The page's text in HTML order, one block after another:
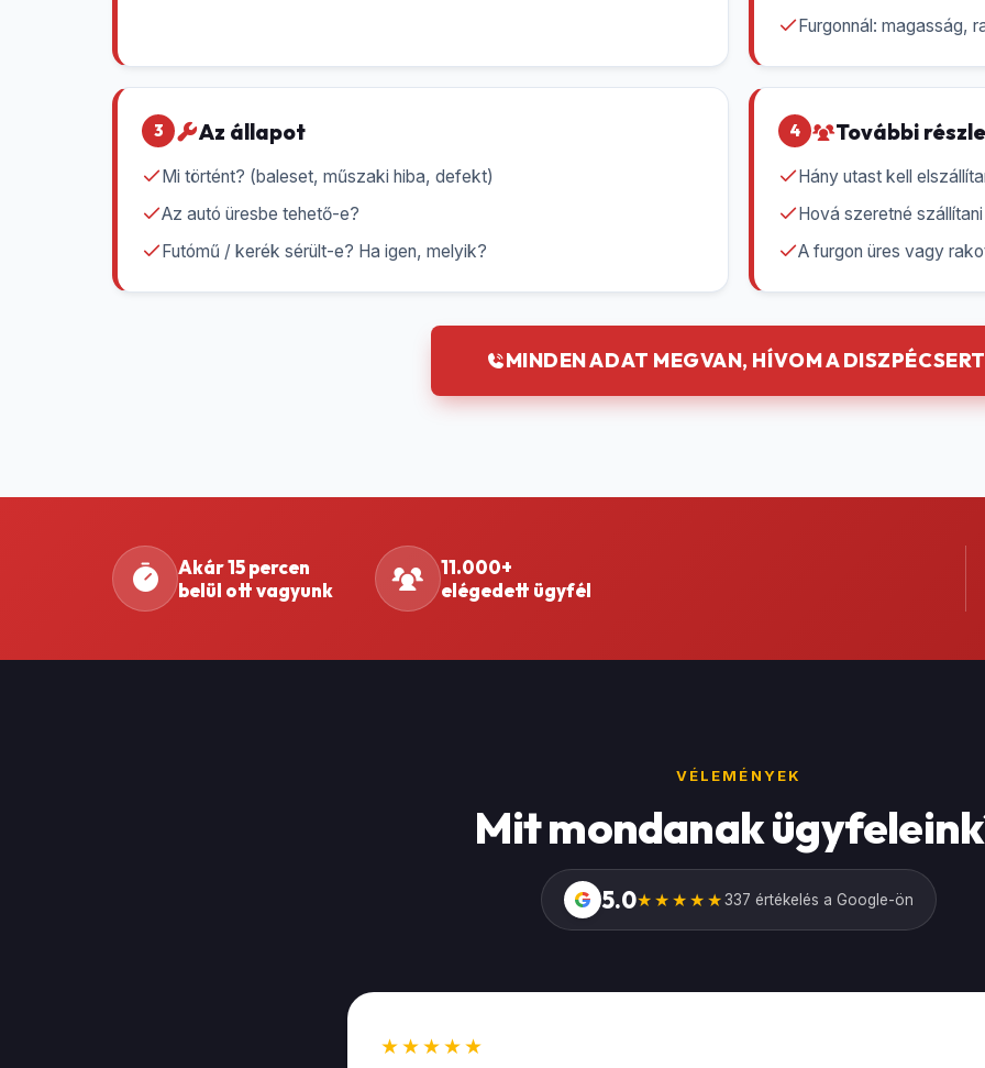
Furgonnál: magasság,
3 Az állapot
Mi történt? (baleset, műszaki hiba, defekt)
Az autó üresbe tehető-e?
Futómű / kerék sérült-e? Ha igen, melyik?
4 További
Hány utast kell
Hová szeretné
A furgon üres vagy
MINDEN ADAT MEGVAN, HÍVOM A
Akár 15 percen
belül ott vagyunk
11.000+
elégedett ügyfél
VÉLEMÉNYEK
Mit mondanak
G 5.0★★★★★337 értékelés a Google-ön